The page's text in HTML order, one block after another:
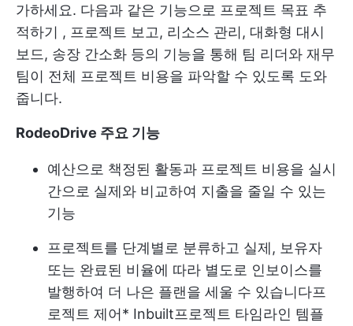
가하세요. 다음과 같은 기능으로 프로젝트 목표 추
적하기 , 프로젝트 보고, 리소스 관리, 대화형 대시
보드, 송장 간소화 등의 기능을 통해 팀 리더와 재무
팀이 전체 프로젝트 비용을 파악할 수 있도록 도와
줍니다.
RodeoDrive 주요 기능
예산으로 책정된 활동과 프로젝트 비용을 실시
간으로 실제와 비교하여 지출을 줄일 수 있는
기능
프로젝트를 단계별로 분류하고 실제, 보유자
또는 완료된 비율에 따라 별도로 인보이스를
발행하여 더 나은 플랜을 세울 수 있습니다프
로젝트 제어* Inbuilt프로젝트 타임라인 템플